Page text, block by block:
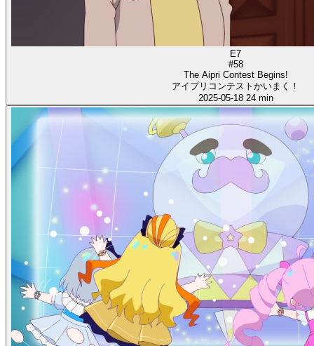
E7
#58
The Aipri Contest Begins!
アイプリコンテストかいまく！
2025-05-18 24 min